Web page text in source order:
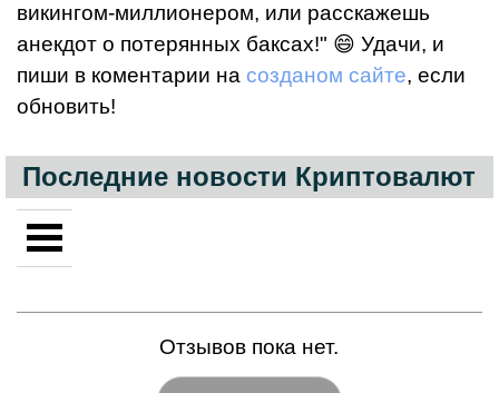
викингом-миллионером, или расскажешь
анекдот о потерянных баксах!" 😄 Удачи, и
пиши в коментарии на созданом сайте, если
обновить!
Последние новости Криптовалют
Отзывов пока нет.